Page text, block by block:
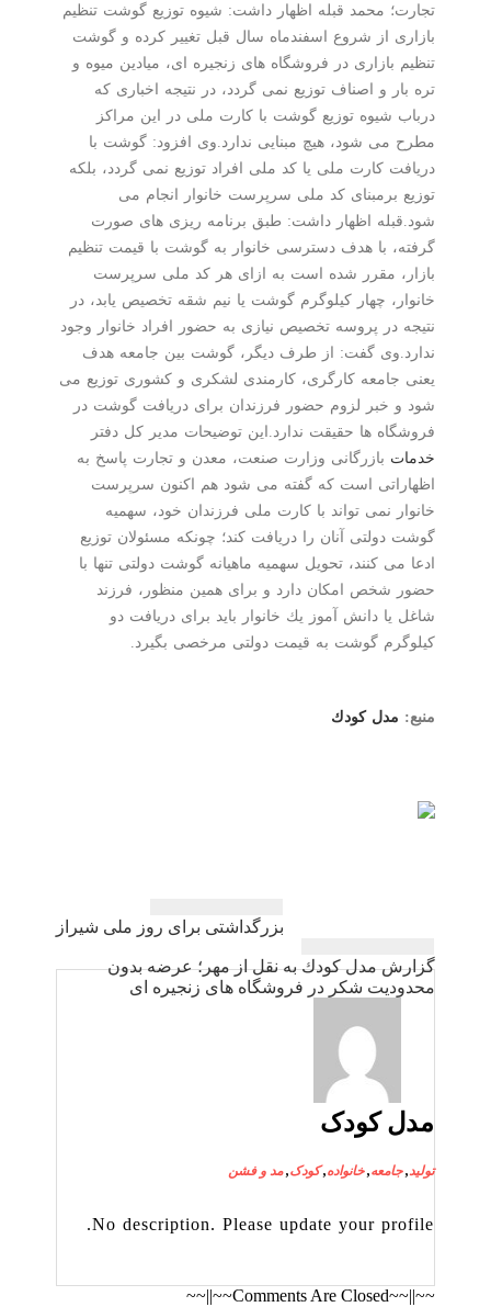
تجارت؛ محمد قبله اظهار داشت: شیوه توزیع گوشت تنظیم
بازاری از شروع اسفندماه سال قبل تغییر كرده و گوشت
تنظیم بازاری در فروشگاه های زنجیره ای، میادین میوه و
تره بار و اصناف توزیع نمی گردد، در نتیجه اخباری كه
درباب شیوه توزیع گوشت با كارت ملی در این مراكز
مطرح می شود، هیچ مبنایی ندارد.وی افزود: گوشت با
دریافت كارت ملی یا كد ملی افراد توزیع نمی گردد، بلكه
توزیع برمبنای كد ملی سرپرست خانوار انجام می
شود.قبله اظهار داشت: طبق برنامه ریزی های صورت
گرفته، با هدف دسترسی خانوار به گوشت با قیمت تنظیم
بازار، مقرر شده است به ازای هر كد ملی سرپرست
خانوار، چهار كیلوگرم گوشت یا نیم شقه تخصیص یابد، در
نتیجه در پروسه تخصیص نیازی به حضور افراد خانوار وجود
ندارد.وی گفت: از طرف دیگر، گوشت بین جامعه هدف
یعنی جامعه كارگری، كارمندی لشكری و كشوری توزیع می
شود و خبر لزوم حضور فرزندان برای دریافت گوشت در
فروشگاه ها حقیقت ندارد.این توضیحات مدیر كل دفتر
خدماتبازرگانی وزارت صنعت، معدن و تجارت پاسخ به
اظهاراتی است كه گفته می شود هم اكنون سرپرست
خانوار نمی تواند با كارت ملی فرزندان خود، سهمیه
گوشت دولتی آنان را دریافت كند؛ چونكه مسئولان توزیع
ادعا می كنند، تحویل سهمیه ماهیانه گوشت دولتی تنها با
حضور شخص امكان دارد و برای همین منظور، فرزند
شاغل یا دانش آموز یك خانوار باید برای دریافت دو
كیلوگرم گوشت به قیمت دولتی مرخصی بگیرد.
منبع:مدل كودك
بزرگداشتی برای روز ملی شیراز
گزارش مدل كودك به نقل از مهر؛ عرضه بدون
محدودیت شكر در فروشگاه های زنجیره ای
مدل کودک
جامعه,خانواده,کودک,مد و فشن
No description. Please update your profile.
~~||~~Comments Are Closed~~||~~